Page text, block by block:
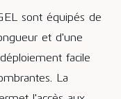
sont équipés de
et d'une
facile
La